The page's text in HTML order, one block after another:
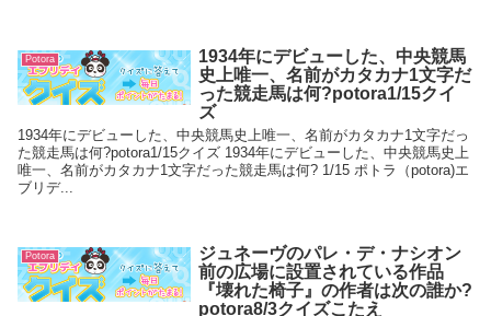
Potora
1934年にデビューした、中央競馬
史上唯一、名前がカタカナ1文字だ
った競走馬は何?potora1/15クイ
ズ
1934年にデビューした、中央競馬史上唯一、名前がカタカナ1文字だっ
た競走馬は何?potora1/15クイズ 1934年にデビューした、中央競馬史上
唯一、名前がカタカナ1文字だった競走馬は何? 1/15 ポトラ（potora)エ
ブリデ...
Potora
ジュネーヴのパレ・デ・ナシオン
前の広場に設置されている作品
『壊れた椅子』の作者は次の誰か?
potora8/3クイズこたえ